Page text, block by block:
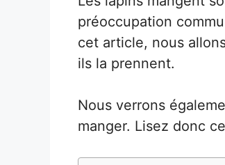
préoccupation
cet article, nous
ils la prennent.
Nous verrons
manger. Lisez donc